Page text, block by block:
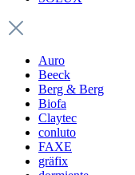
Auro
Beeck
Berg & Berg
Biofa
Claytec
conluto
FAXE
gräfix